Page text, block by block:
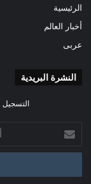
الرئيسية
أخبار العالم
عربى
النشرة البريدية
التسجيل
بريدك
الإلكتروني